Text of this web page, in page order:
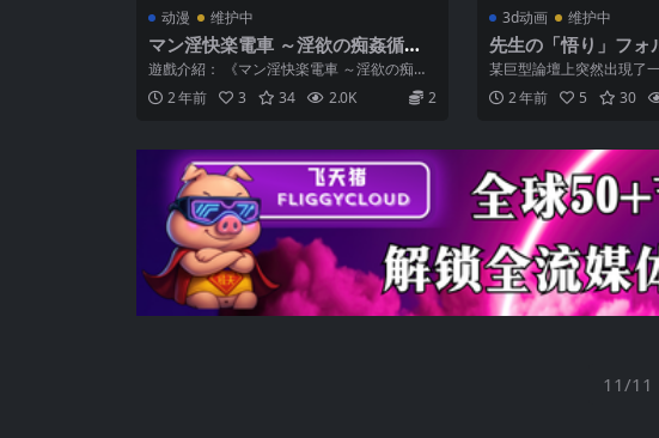
动漫 维护中
マン淫快楽電車 ～淫欲の痴姦循環
線～ AI翻中文
遊戲介紹： 《マン淫快楽電車 ～淫欲の痴姦
循環線～》是一款以都市痴漢為主題的角色...
2 年前 3 34 2.0K 2
3d动画 维护中
先生の「悟り」フォ
の証拠映像大流出!!
上!!
某巨型論壇上突然出現了
的影片——這段影片迅速
驚...2 年前 5 30
11/11